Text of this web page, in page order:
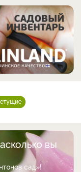
вы
сад»!